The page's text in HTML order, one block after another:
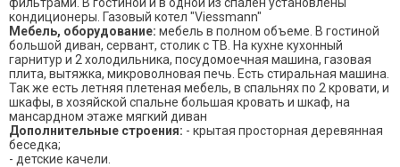
кондиционеры. Газовый котел "Viessmann"
Мебель, оборудование: мебель в полном объеме. В гостиной
большой диван, сервант, столик с ТВ. На кухне кухонный
гарнитур и 2 холодильника, посудомоечная машина, газовая
плита, вытяжка, микроволновая печь. Есть стиральная машина.
Так же есть летняя плетеная мебель, в спальнях по 2 кровати, и
шкафы, в хозяйской спальне большая кровать и шкаф, на
мансардном этаже мягкий диван
Дополнительные строения: - крытая просторная деревянная
беседка;
- детские качели.